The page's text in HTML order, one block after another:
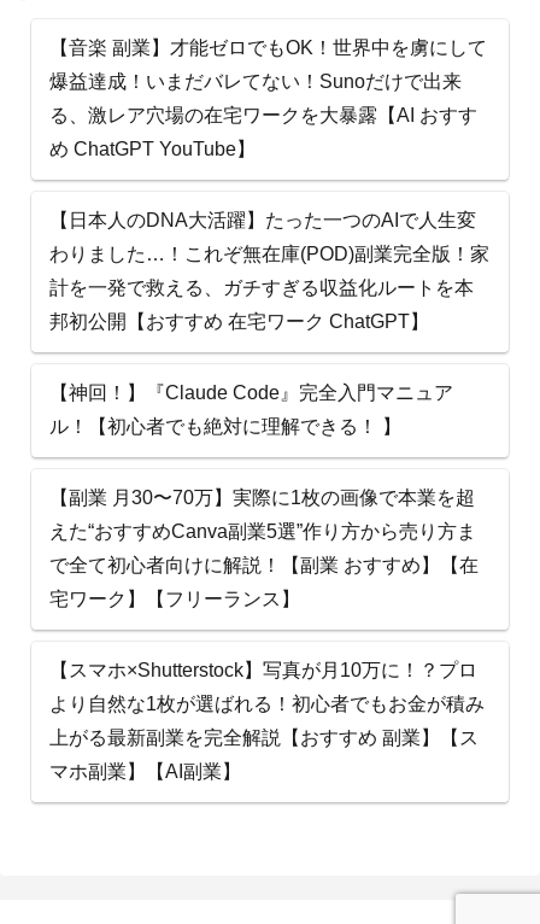
【音楽 副業】才能ゼロでもOK！世界中を虜にして
爆益達成！いまだバレてない！Sunoだけで出来
る、激レア穴場の在宅ワークを大暴露【AI おすす
め ChatGPT YouTube】
【日本人のDNA大活躍】たった一つのAIで人生変
わりました…！これぞ無在庫(POD)副業完全版！家
計を一発で救える、ガチすぎる収益化ルートを本
邦初公開【おすすめ 在宅ワーク ChatGPT】
【神回！】『Claude Code』完全入門マニュア
ル！【初心者でも絶対に理解できる！ 】
【副業 月30〜70万】実際に1枚の画像で本業を超
えた“おすすめCanva副業5選”作り方から売り方ま
で全て初心者向けに解説！【副業 おすすめ】【在
宅ワーク】【フリーランス】
【スマホ×Shutterstock】写真が月10万に！？プロ
より自然な1枚が選ばれる！初心者でもお金が積み
上がる最新副業を完全解説【おすすめ 副業】【ス
マホ副業】【AI副業】